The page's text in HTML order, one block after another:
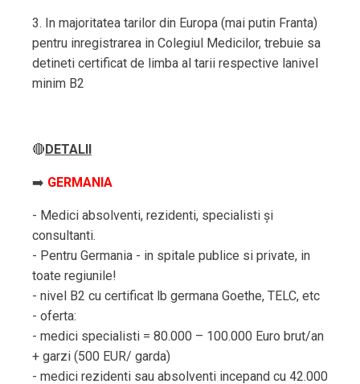
3. In majoritatea tarilor din Europa (mai putin Franta)
pentru inregistrarea in Colegiul Medicilor, trebuie sa
detineti certificat de limba al tarii respective lanivel
minim B2
🔴 DETALII
➡️ GERMANIA
- Medici absolventi, rezidenti, specialisti și
consultanti.
- Pentru Germania - in spitale publice si private, in
toate regiunile!
- nivel B2 cu certificat lb germana Goethe, TELC, etc
- oferta:
- medici specialisti = 80.000 – 100.000 Euro brut/an
+ garzi (500 EUR/ garda)
- medici rezidenti sau absolventi incepand cu 42.000